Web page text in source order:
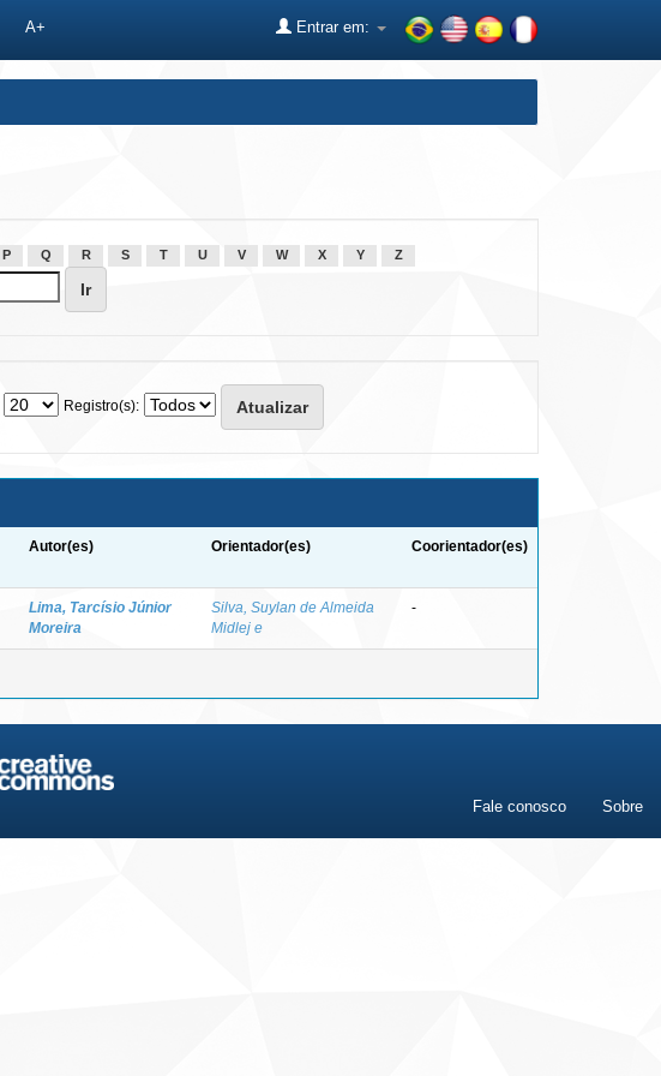
A+ Entrar em:
P Q R S T U V W X Y Z
Registro(s):
Autor(es) Orientador(es) Coorientador(es)
Lima, Tarcísio Júnior
Moreira
Silva, Suylan de Almeida
Midlej e
-
Fale conosco Sobre